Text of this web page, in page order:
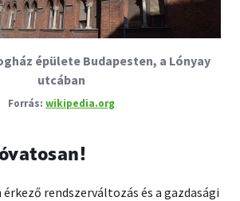
épülete Budapesten, a Lónyay
utcában
wikipedia.org
érkező rendszerváltozás és a gazdasági